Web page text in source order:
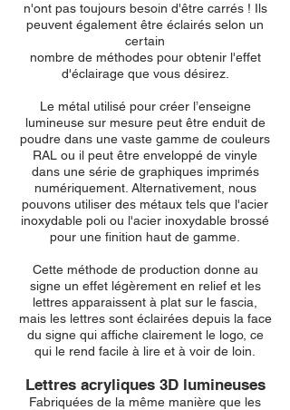
n'ont pas toujours besoin d'être carrés ! Ils
peuvent également être éclairés selon un
certain
nombre de méthodes pour obtenir l'effet
d'éclairage que vous désirez.
Le métal utilisé pour créer l’enseigne
lumineuse sur mesure peut être enduit de
poudre dans une vaste gamme de couleurs
RAL ou il peut être enveloppé de vinyle
dans une série de graphiques imprimés
numériquement. Alternativement, nous
pouvons utiliser des métaux tels que l'acier
inoxydable poli ou l'acier inoxydable brossé
pour une finition haut de gamme.
Cette méthode de production donne au
signe un effet légèrement en relief et les
lettres apparaissent à plat sur le fascia,
mais les lettres sont éclairées depuis la face
du signe qui affiche clairement le logo, ce
qui le rend facile à lire et à voir de loin.
Lettres acryliques 3D lumineuses
Fabriquées de la même manière que les